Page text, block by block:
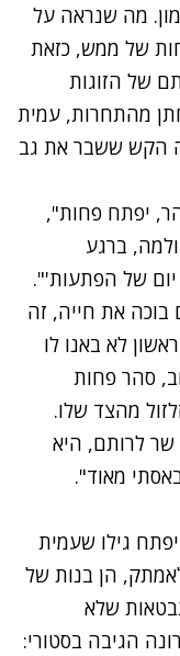
מה שנראה על
של ממש, כזאת
של הזוגות
מהתחרות, עמית
הקש ששבר את גב
יפתח פחות",
ברגע
של הפתעות'".
בוכה את חייה, זה
לא באנו לו
סהר פחות
מהצד שלו.
לרותם, היא
מאוד".
גילו שעמית
הן בנות של
שלא
הגיבה בסטורי: